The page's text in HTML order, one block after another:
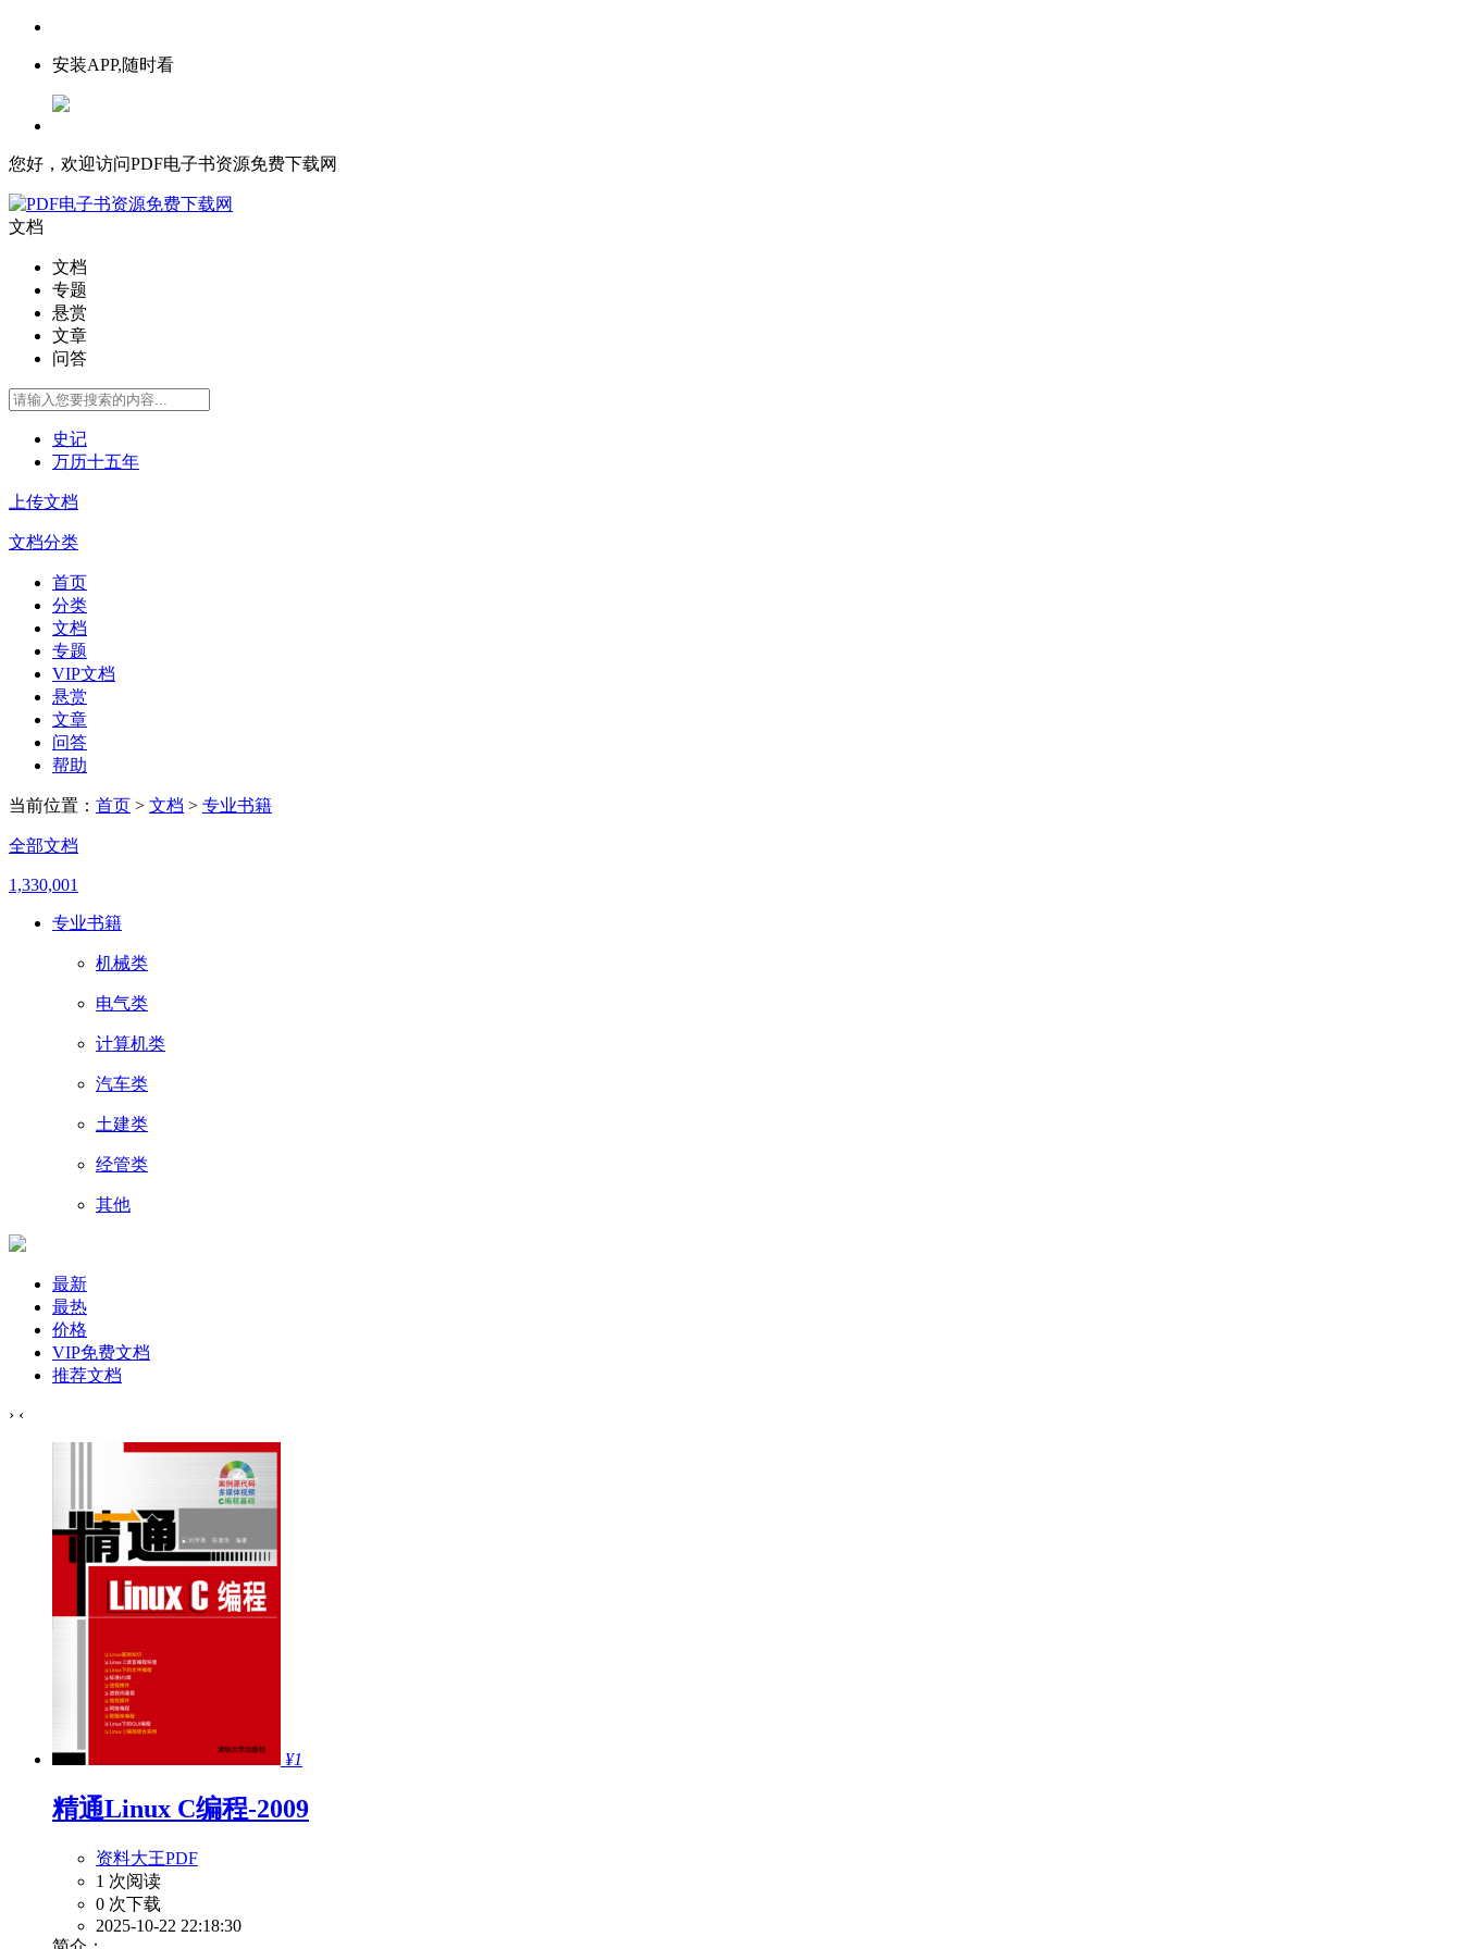
安装APP,随时看
您好，欢迎访问PDF电子书资源免费下载网
文档
文档
专题
悬赏
文章
问答
史记
万历十五年
上传文档
文档分类
首页
分类
文档
专题
VIP文档
悬赏
文章
问答
帮助
当前位置： 首页 > 文档 > 专业书籍
全部文档
1,330,001
专业书籍
机械类
电气类
计算机类
汽车类
土建类
经管类
其他
最新
最热
价格
VIP免费文档
推荐文档
› ‹
¥1
精通Linux C编程-2009
资料大王PDF
1 次阅读
0 次下载
2025-10-22 22:18:30